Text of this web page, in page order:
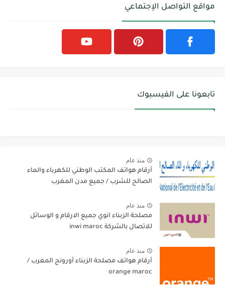
مواقع التواصل الإجتماعي
تابعونا على الفيسبوك
منذ عام
أرقام هواتف المكتب الوطني للكهرباء والماء
الصالح للشرب / جميع مدن المغرب
منذ عام
مصلحة الزبناء انوي جميع الارقام و الوسائل
للاتصال بالشركة inwi maroc
منذ عام
أرقام هواتف مصلحة الزبناء أورونج المغرب /
orange maroc